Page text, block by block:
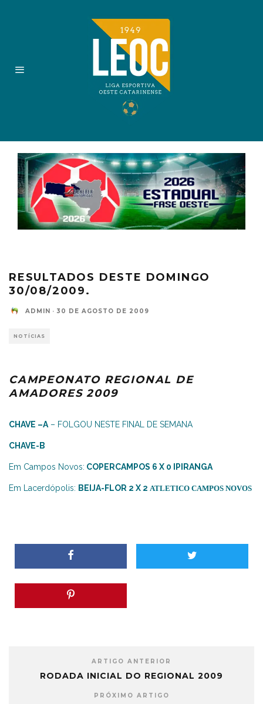
RESULTADOS DESTE DOMINGO
30/08/2009.
ADMIN · 30 DE AGOSTO DE 2009
NOTÍCIAS
CAMPEONATO REGIONAL DE
AMADORES 2009
CHAVE –A– FOLGOU NESTE FINAL DE SEMANA
CHAVE-B
Em Campos Novos: COPERCAMPOS 6 X 0 IPIRANGA
Em Lacerdópolis: BEIJA-FLOR 2 X 2 ATLETICO CAMPOS NOVOS
ARTIGO ANTERIOR
RODADA INICIAL DO REGIONAL 2009
PRÓXIMO ARTIGO